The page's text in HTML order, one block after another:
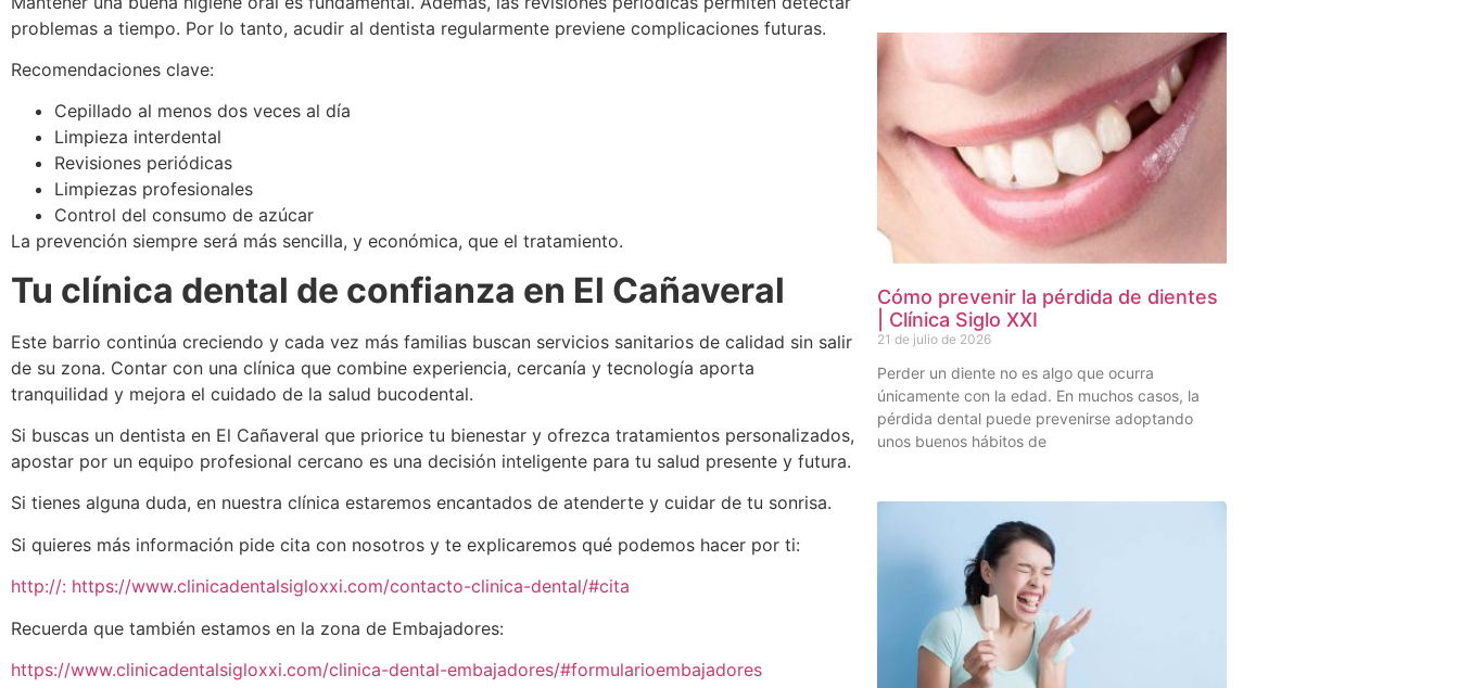
problemas a tiempo. Por lo tanto, acudir al dentista regularmente previene complicaciones futuras.
Recomendaciones clave:
Cepillado al menos dos veces al día
Limpieza interdental
Revisiones periódicas
Limpiezas profesionales
Control del consumo de azúcar
La prevención siempre será más sencilla, y económica, que el tratamiento.
Tu clínica dental de confianza en El Cañaveral
Este barrio continúa creciendo y cada vez más familias buscan servicios sanitarios de calidad sin salir
de su zona. Contar con una clínica que combine experiencia, cercanía y tecnología aporta
tranquilidad y mejora el cuidado de la salud bucodental.
Si buscas un dentista en El Cañaveral que priorice tu bienestar y ofrezca tratamientos personalizados,
apostar por un equipo profesional cercano es una decisión inteligente para tu salud presente y futura.
Si tienes alguna duda, en nuestra clínica estaremos encantados de atenderte y cuidar de tu sonrisa.
Si quieres más información pide cita con nosotros y te explicaremos qué podemos hacer por ti:
http://: https://www.clinicadentalsigloxxi.com/contacto-clinica-dental/#cita
Recuerda que también estamos en la zona de Embajadores:
https://www.clinicadentalsigloxxi.com/clinica-dental-embajadores/#formularioembajadores
Cómo prevenir la pérdida de dientes
| Clínica Siglo XXI
21 de julio de 2026
Perder un diente no es algo que ocurra
únicamente con la edad. En muchos casos, la
pérdida dental puede prevenirse adoptando
unos buenos hábitos de